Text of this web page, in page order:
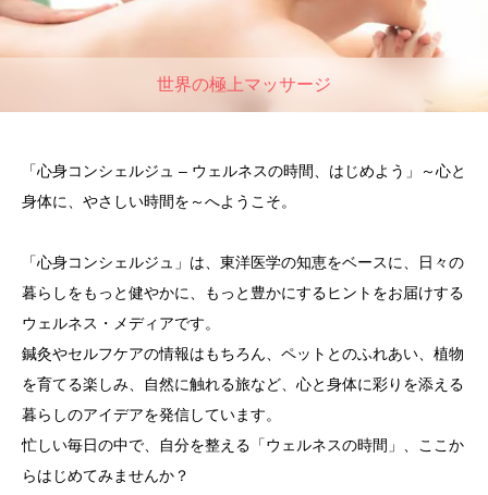
世界の極上マッサージ
「心身コンシェルジュ – ウェルネスの時間、はじめよう」～心と
身体に、やさしい時間を～へようこそ。
「心身コンシェルジュ」は、東洋医学の知恵をベースに、日々の
暮らしをもっと健やかに、もっと豊かにするヒントをお届けする
ウェルネス・メディアです。
鍼灸やセルフケアの情報はもちろん、ペットとのふれあい、植物
を育てる楽しみ、自然に触れる旅など、心と身体に彩りを添える
暮らしのアイデアを発信しています。
忙しい毎日の中で、自分を整える「ウェルネスの時間」、ここか
らはじめてみませんか？